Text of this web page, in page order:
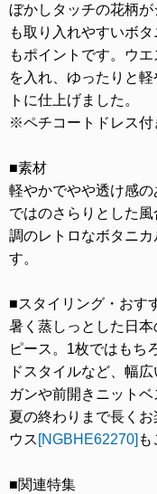
ぼかしタッチの花柄
も取り入れやすいボ
もポイントです。ウ
を入れ、ゆったりと
トに仕上げました。
※ペチコートドレス付
■素材
軽やかでやや透け感
ではのさらりとした
調のレトロなボタニ
す。
■スタイリング・おす
暑く蒸しっとした日
ピース。1枚ではもち
ドスタイルなど、幅
ガンや前開きニット
夏の終わりまで長く
ウス [NGBHE62270] も
■関連特集